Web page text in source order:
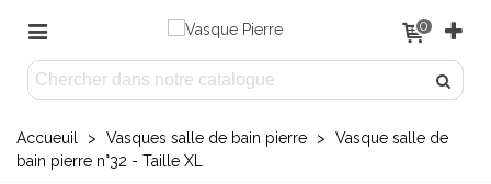
0
Accueuil > Vasques salle de bain pierre >
Vasque salle de
bain pierre n°32 - Taille XL